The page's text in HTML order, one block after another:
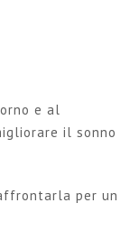
e al
il sonno
per un